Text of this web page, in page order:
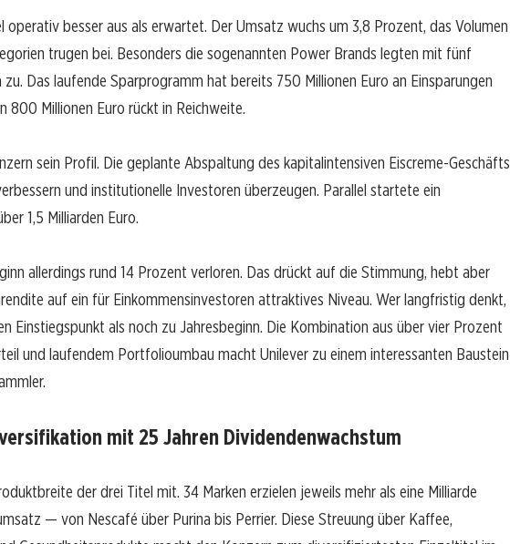
besser aus als erwartet. Der Umsatz wuchs um 3,8 Prozent, das Volumen
trugen bei. Besonders die sogenannten Power Brands legten mit fünf
Das laufende Sparprogramm hat bereits 750 Millionen Euro an Einsparungen
800 Millionen Euro rückt in Reichweite.
sein Profil. Die geplante Abspaltung des kapitalintensiven Eiscreme-Geschäfts
und institutionelle Investoren überzeugen. Parallel startete ein
1,5 Milliarden Euro.
allerdings rund 14 Prozent verloren. Das drückt auf die Stimmung, hebt aber
auf ein für Einkommensinvestoren attraktives Niveau. Wer langfristig denkt,
Einstiegspunkt als noch zu Jahresbeginn. Die Kombination aus über vier Prozent
und laufendem Portfolioumbau macht Unilever zu einem interessanten Baustein
mit 25 Jahren Dividendenwachstum
der drei Titel mit. 34 Marken erzielen jeweils mehr als eine Milliarde
— von Nescafé über Purina bis Perrier. Diese Streuung über Kaffee,